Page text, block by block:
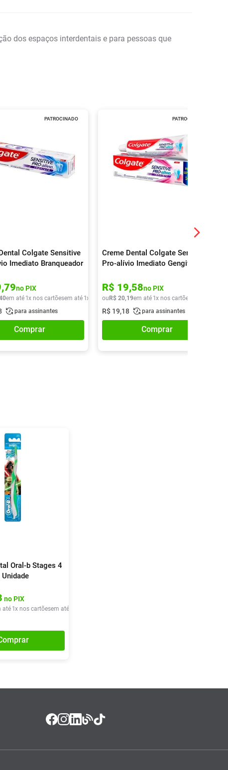
dos espaços interdentais e para pessoas que
PATROCINADO
Colgate Sensitive
Imediato Branqueador
,79no PIX
em até 1x nos cartõesem até 1x de R$ 20,40
para assinantes
Comprar
PATROCINADO
Creme Dental Colgate Sensitive
Pro-alívio Imediato Gengiva
R$ 19,58no PIX
ou R$ 20,19em até 1x nos cartões
R$ 19,18 para assinantes
Comprar
Oral-b Stages 4
no PIX
até 1x nos cartõesem até